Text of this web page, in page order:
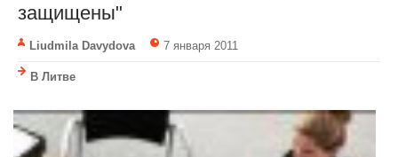
защищены"
Liudmila Davydova 7 января 2011
В Литве